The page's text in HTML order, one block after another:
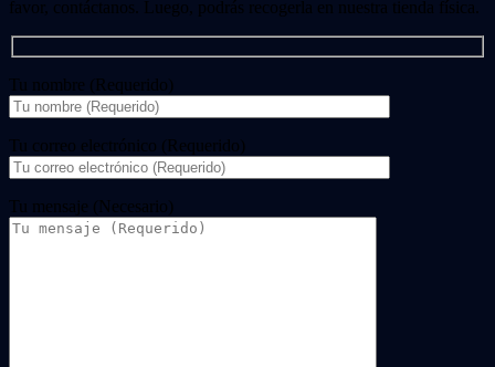
favor, contáctanos. Luego, podrás recogerla en nuestra tienda física.
Tu nombre (Requerido)
Tu correo electrónico (Requerido)
Tu mensaje (Necesario)